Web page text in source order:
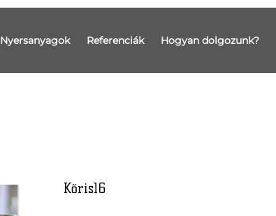
Nyersanyagok Referenciák Hogyan dolgozunk?
Kőris16